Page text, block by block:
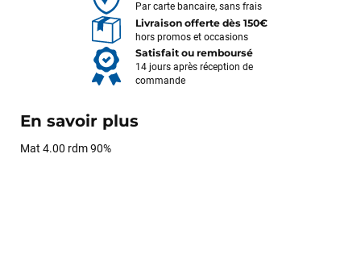
Par carte bancaire, sans frais
Livraison offerte dès 150€
hors promos et occasions
Satisfait ou remboursé
14 jours après réception de
commande
En savoir plus
Mat 4.00 rdm 90%